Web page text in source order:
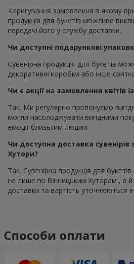
Коригування замовлення в якому
продукція для букетів можливе
передачі його у службу доставки.
Чи доступні подарункові
Сувенірна продукція для букетів
декоративні коробки або інше
Чи є акції на замовлення квітів
Так. Ми регулярно пропонуємо
могли насолоджувати вигідними
емоції близьким людям.
Чи доступна доставка сувенірів
Хутори?
Так. Сувенірна продукція для
не лише по Вінницьким Хуторам , а
доставки та вартість уточнюються
Способи оплати